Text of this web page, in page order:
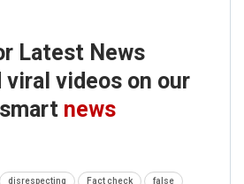
Latest News
viral videos on our
news
disrespecting Fact check false